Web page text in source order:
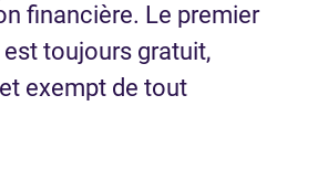
financière. Le premier
toujours gratuit,
exempt de tout